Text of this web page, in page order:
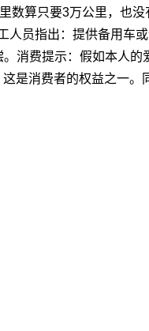
数算只要3万公里，也
人员指出：提供备用车
消费提示：假如本人的
是消费者的权益之一。